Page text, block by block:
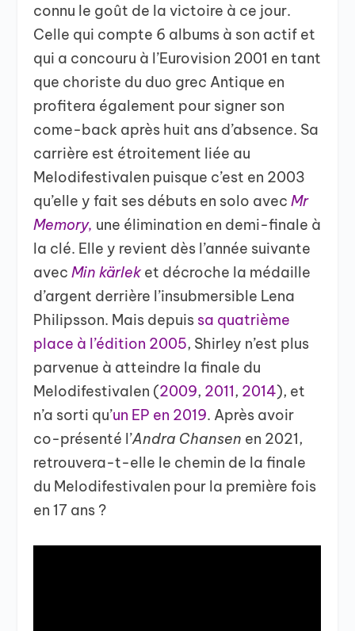
connu le goût de la victoire à ce jour.
Celle qui compte 6 albums à son actif et
qui a concouru à l’Eurovision 2001 en tant
que choriste du duo grec Antique en
profitera également pour signer son
come-back après huit ans d’absence. Sa
carrière est étroitement liée au
Melodifestivalen puisque c’est en 2003
qu’elle y fait ses débuts en solo avecMr
Memory, une élimination en demi-finale à
la clé. Elle y revient dès l’année suivante
avecMin kärleket décroche la médaille
d’argent derrière l’insubmersible Lena
Philipsson. Mais depuis sa quatrième
place à l’édition 2005, Shirley n’est plus
parvenue à atteindre la finale du
Melodifestivalen (2009, 2011, 2014), et
n’a sorti qu’un EP en 2019. Après avoir
co-présenté l’Andra Chansen en 2021,
retrouvera-t-elle le chemin de la finale
du Melodifestivalen pour la première fois
en 17 ans ?